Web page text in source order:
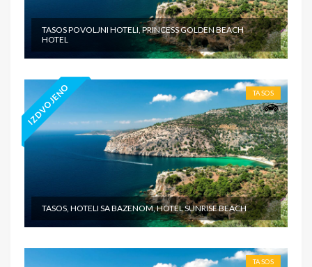
TASOS POVOLJNI HOTELI, PRINCESS GOLDEN BEACH
HOTEL
IZDVOJENO TASOS
TASOS, HOTELI SA BAZENOM, HOTEL SUNRISE BEACH
TASOS